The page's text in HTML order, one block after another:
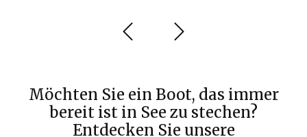
Möchten Sie ein Boot, das immer
bereit ist in See zu stechen?
Entdecken Sie unsere